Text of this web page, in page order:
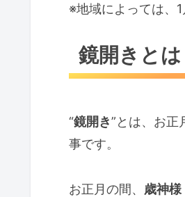
※地域によっては、
鏡開きとは
“鏡開き”とは、お正
事です。
お正月の間、 歳神様